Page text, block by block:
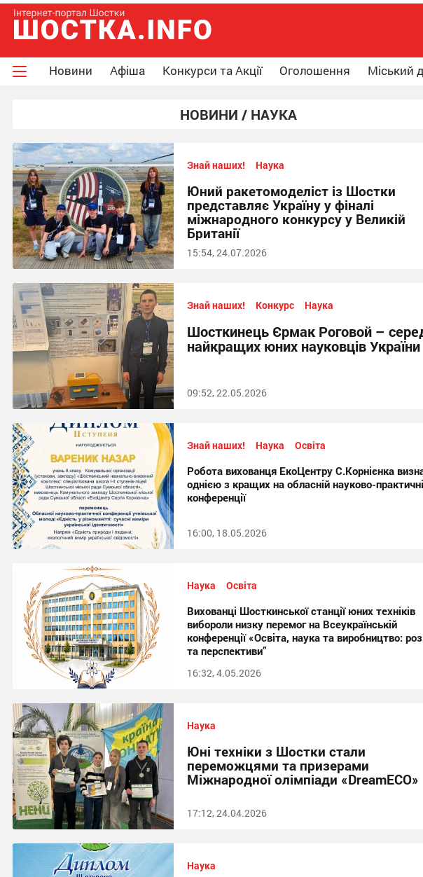
Новини Афіша Конкурси та Акції Оголошення Міський
НОВИНИ / НАУКА
Знай наших! Наука
Юний ракетомоделіст із Шостки
представляє Україну у фіналі
міжнародного конкурсу у Великій
Британії
15:54, 24.07.2026
Знай наших! Конкурс Наука
Шосткинець Єрмак Роговой –
найкращих юних науковців України
09:52, 22.05.2026
Знай наших! Наука Освіта
Робота вихованця ЕкоЦентру С.Корнієнка
однією з кращих на обласній науково-
конференції
16:00, 18.05.2026
Наука Освіта
Вихованці Шосткинської станції юних техніків
вибороли низку перемог на Всеукраїнській
конференції «Освіта, наука та виробництво:
та перспективи”
16:32, 4.05.2026
Наука
Юні техніки з Шостки стали
переможцями та призерами
Міжнародної олімпіади «DreamECO»
17:12, 24.04.2026
Наука